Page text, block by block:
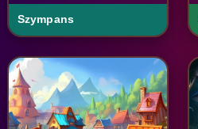
Szympans